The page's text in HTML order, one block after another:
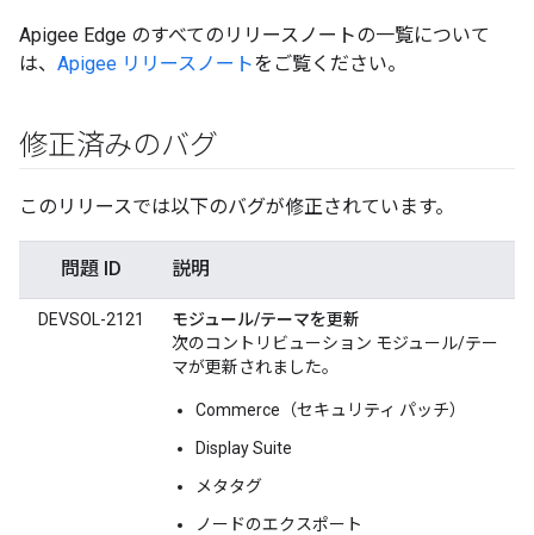
Apigee Edge のすべてのリリースノートの一覧について
は、 Apigee リリースノートをご覧ください。
修正済みのバグ
このリリースでは以下のバグが修正されています。
問題 ID 説明
DEVSOL-2121
モジュール/テーマを更新
次のコントリビューション モジュール/テー
マが更新されました。
Commerce（セキュリティ パッチ）
Display Suite
メタタグ
ノードのエクスポート